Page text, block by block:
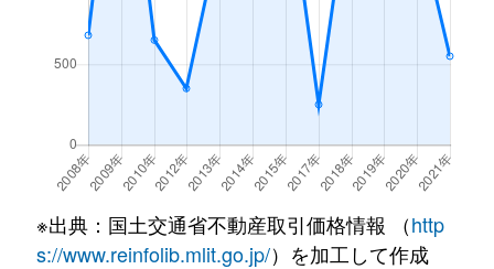
※出典：国土交通省不動産取引価格情報 （http
s://www.reinfolib.mlit.go.jp/）を加工して作成